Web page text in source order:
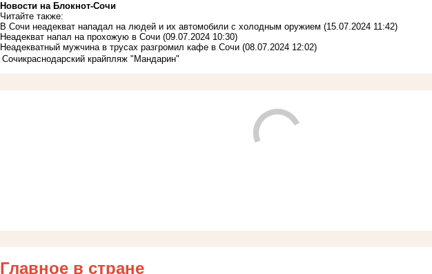
Новости на Блoкнoт-Сочи
Читайте также:
В Сочи неадекват нападал на людей и их автомобили с холодным оружием (15.07.2024 11:42)
Неадекват напал на прохожую в Сочи (09.07.2024 10:30)
Неадекватный мужчина в трусах разгромил кафе в Сочи (08.07.2024 12:02)
Сочикраснодарский крайпляж "Мандарин"
Главное в стране